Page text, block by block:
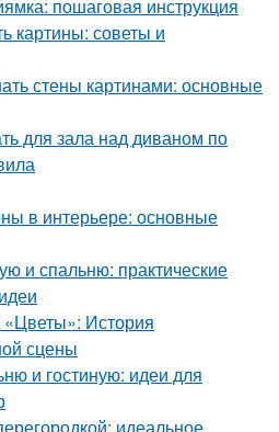
пошаговая инструкция
картины: советы и
стены картинами: основные
для зала над диваном по
в интерьере: основные
и спальню: практические
История
сцены
и гостиную: идеи для